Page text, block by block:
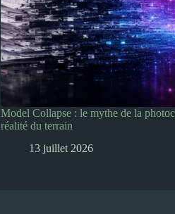
Model Collapse : le mythe de la
réalité du terrain
13 juillet 2026